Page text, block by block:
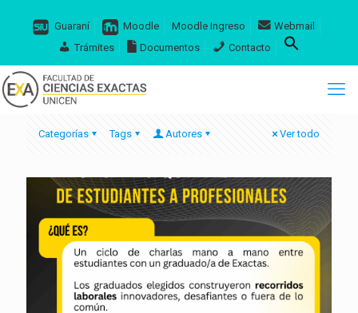
Guaraní Moodle Moodle Ingreso
Webmail
Trámites
Documentos Contacto
Categorías Tags Autores Ver todo